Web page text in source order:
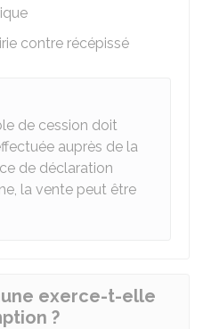
contre récépissé
de cession doit
auprès de la
de déclaration
la vente peut être
exerce-t-elle
?